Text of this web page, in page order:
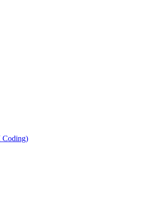
Coding)